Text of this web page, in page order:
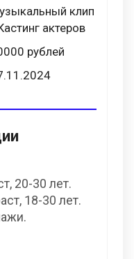
клип
актеров
рублей
20-30 лет.
18-30 лет.